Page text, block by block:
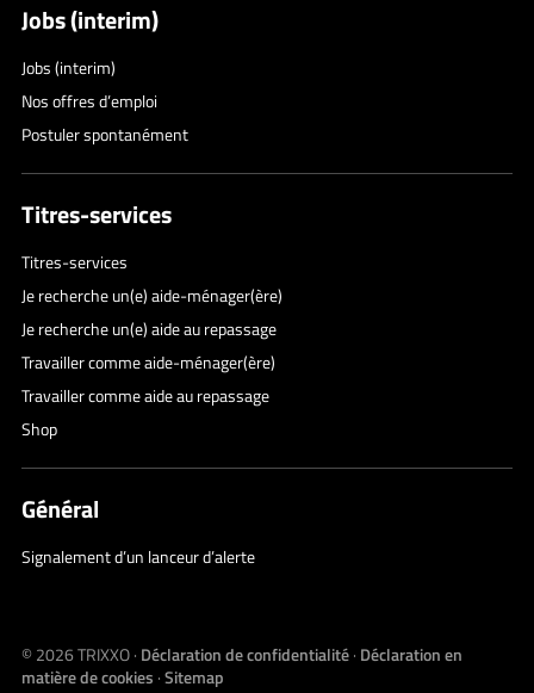
Jobs (interim)
Jobs (interim)
Nos offres d’emploi
Postuler spontanément
Titres-services
Titres-services
Je recherche un(e) aide-ménager(ère)
Je recherche un(e) aide au repassage
Travailler comme aide-ménager(ère)
Travailler comme aide au repassage
Shop
Général
Signalement d’un lanceur d’alerte
© 2026TRIXXO· Déclaration de confidentialité· Déclaration en
matière de cookies ·Sitemap